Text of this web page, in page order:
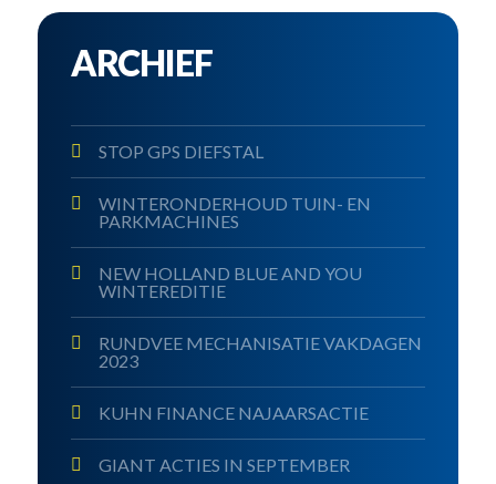
ARCHIEF
STOP GPS DIEFSTAL
WINTERONDERHOUD TUIN- EN
PARKMACHINES
NEW HOLLAND BLUE AND YOU
WINTEREDITIE
RUNDVEE MECHANISATIE VAKDAGEN
2023
KUHN FINANCE NAJAARSACTIE
GIANT ACTIES IN SEPTEMBER